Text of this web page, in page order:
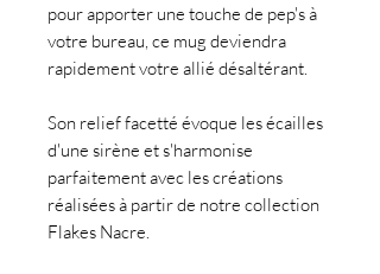
pour apporter une touche de pep's à
votre bureau, ce mug deviendra
rapidement votre allié désaltérant.
Son relief facetté évoque les écailles
d'une sirène et s'harmonise
parfaitement avec les créations
réalisées à partir de notre collection
Flakes Nacre.